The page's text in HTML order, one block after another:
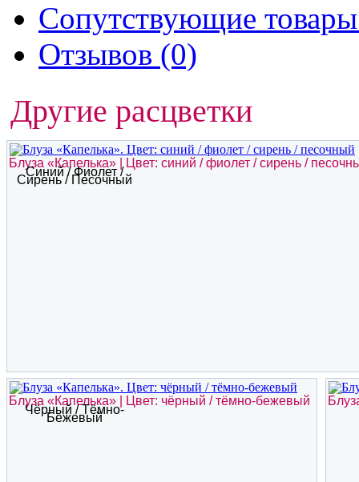
Сопутствующие
Отзывов (0)
Другие расцветки
Блуза «Капелька» | Цвет: синий / фиолет / сирень /
Синий / Фиолет /
Сирень / Песочный
Блуза «Капелька» | Цвет: чёрный / тёмно-бежевый
Чёрный / Тёмно-
Бежевый